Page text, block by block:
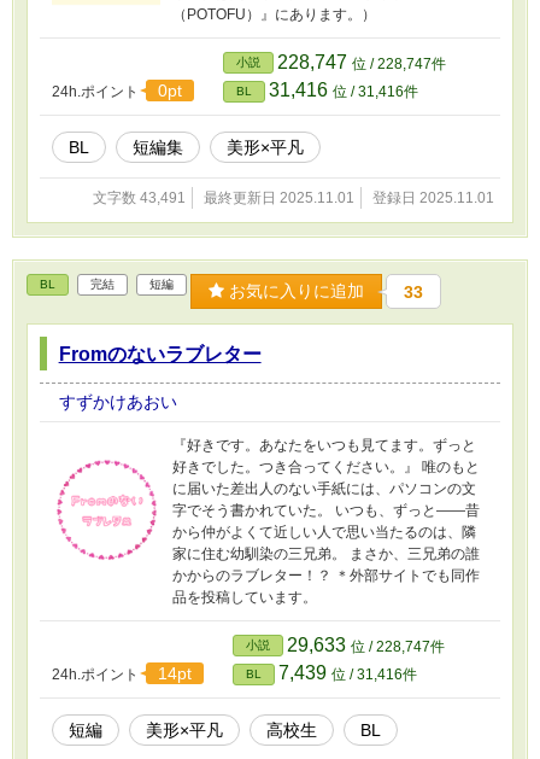
（POTOFU）』にあります。）
24h.ポイント 0pt
小説 228,747 位 / 228,747件
BL 31,416 位 / 31,416件
BL 短編集 美形×平凡
文字数 43,491 最終更新日 2025.11.01 登録日 2025.11.01
BL 完結 短編 お気に入りに追加 33
Fromのないラブレター
すずかけあおい
『好きです。あなたをいつも見てます。ずっと
好きでした。つき合ってください。』 唯のもと
に届いた差出人のない手紙には、パソコンの文
字でそう書かれていた。 いつも、ずっと――昔
から仲がよくて近しい人で思い当たるのは、隣
家に住む幼馴染の三兄弟。 まさか、三兄弟の誰
かからのラブレター！？ ＊外部サイトでも同作
品を投稿しています。
24h.ポイント 14pt
小説 29,633 位 / 228,747件
BL 7,439 位 / 31,416件
短編 美形×平凡 高校生 BL